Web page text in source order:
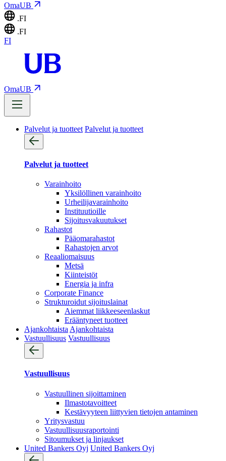
OmaUB
.FI
.FI
FI
OmaUB
Palvelut ja tuotteet Palvelut ja tuotteet
Palvelut ja tuotteet
Varainhoito
Yksilöllinen varainhoito
Urheilijavarainhoito
Instituutioille
Sijoitusvakuutukset
Rahastot
Pääomarahastot
Rahastojen arvot
Reaaliomaisuus
Metsä
Kiinteistöt
Energia ja infra
Corporate Finance
Strukturoidut sijoituslainat
Aiemmat liikkeeseenlaskut
Erääntyneet tuotteet
Ajankohtaista Ajankohtaista
Vastuullisuus Vastuullisuus
Vastuullisuus
Vastuullinen sijoittaminen
Ilmastotavoitteet
Kestävyyteen liittyvien tietojen antaminen
Yritysvastuu
Vastuullisuus­raportointi
Sitoumukset ja linjaukset
United Bankers Oyj United Bankers Oyj